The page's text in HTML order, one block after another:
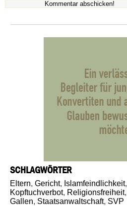
SCHLAGWÖRTER
Eltern, Gericht, Islamfeindlichkeit,
Kopftuchverbot, Religionsfreiheit,
Gallen, Staatsanwaltschaft, SVP